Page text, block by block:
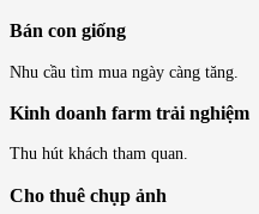
Bán con giống
Nhu cầu tìm mua ngày càng tăng.
Kinh doanh farm trải nghiệm
Thu hút khách tham quan.
Cho thuê chụp ảnh